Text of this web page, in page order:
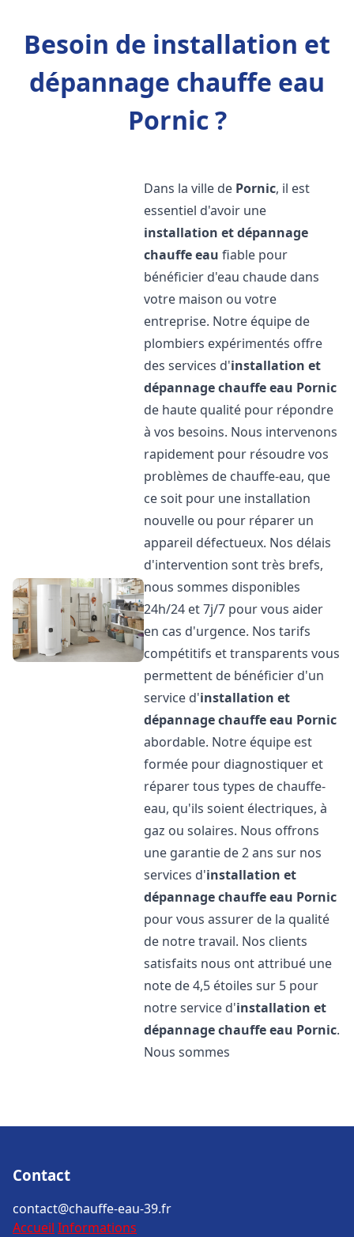
Besoin de installation et
dépannage chauffe eau
Pornic ?
Dans la ville de Pornic, il est
essentiel d'avoir une
installation et dépannage
chauffe eau fiable pour
bénéficier d'eau chaude dans
votre maison ou votre
entreprise. Notre équipe de
plombiers expérimentés offre
des services d'installation et
dépannage chauffe eau Pornic
de haute qualité pour répondre
à vos besoins. Nous intervenons
rapidement pour résoudre vos
problèmes de chauffe-eau, que
ce soit pour une installation
nouvelle ou pour réparer un
appareil défectueux. Nos délais
d'intervention sont très brefs,
nous sommes disponibles
24h/24 et 7j/7 pour vous aider
en cas d'urgence. Nos tarifs
compétitifs et transparents vous
permettent de bénéficier d'un
service d'installation et
dépannage chauffe eau Pornic
abordable. Notre équipe est
formée pour diagnostiquer et
réparer tous types de chauffe-
eau, qu'ils soient électriques, à
gaz ou solaires. Nous offrons
une garantie de 2 ans sur nos
services d'installation et
dépannage chauffe eau Pornic
pour vous assurer de la qualité
de notre travail. Nos clients
satisfaits nous ont attribué une
note de 4,5 étoiles sur 5 pour
notre service d'installation et
dépannage chauffe eau Pornic.
Nous sommes
Contact
contact@chauffe-eau-39.fr
Accueil Informations